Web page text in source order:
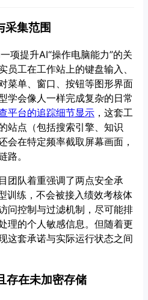
采集范围
项提升AI“操作电脑能力”的关
员工在工作站上的键盘输入、
菜单、窗口、按钮等图形界面
学会像人一样完成复杂的日常
平台的追踪细节显示 ，这套工
站点（包括搜索引擎、知识
会在特定频率截取屏幕画面，
路。
团队着重强调了两点安全承
训练，不会被接入绩效考核体
问控制与过滤机制，尽可能排
理的个人敏感信息。但随着更
这套承诺与实际运行状态之间
存在未加密存储